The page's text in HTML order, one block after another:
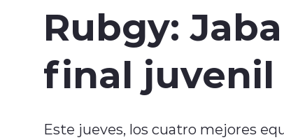
Rubgy:
final juvenil
Este jueves, los cuatro mejores